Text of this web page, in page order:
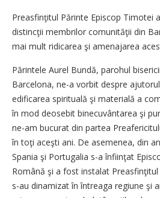
Preasfinţitul Părinte Episcop Timotei
distincţii membrilor comunităţii din
mai mult ridicarea şi amenajarea
Părintele Aurel Bundă, parohul
Barcelona, ne-a vorbit despre
edificarea spirituală şi materială a
în mod deosebit binecuvântarea şi
ne-am bucurat din partea
în toţi aceşti ani. De asemenea, din
Spania şi Portugalia s-a înfiinţat
Română şi a fost instalat
s-au dinamizat în întreaga regiune şi